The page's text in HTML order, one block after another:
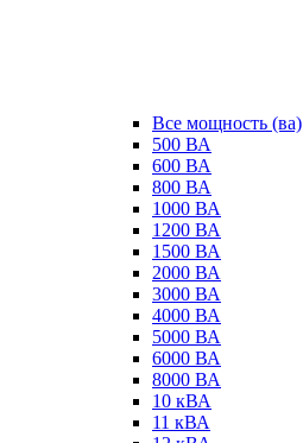
Все мощность (ва)
500 ВА
600 ВА
800 ВА
1000 ВА
1200 ВА
1500 ВА
2000 ВА
3000 ВА
4000 ВА
5000 ВА
6000 ВА
8000 ВА
10 кВА
11 кВА